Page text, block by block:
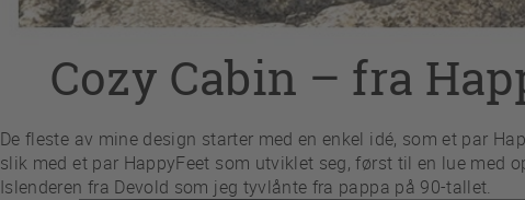
Cozy Cabin – fra
De fleste av mine design starter med en enkel idé, som et par
slik med et par HappyFeet som utviklet seg, først til en lue med
Islenderen fra Devold som jeg tyvlånte fra pappa på 90-tallet.